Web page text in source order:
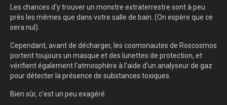
Les chances d'y trouver un monstre extraterrestre sont à peu
près les mêmes que dans votre salle de bain. (On espère que ce
sera nul).
Cependant, avant de décharger, les cosmonautes de Roscosmos
portent toujours un masque et des lunettes de protection, et
vérifient également l'atmosphère à l'aide d'un analyseur de gaz
pour détecter la présence de substances toxiques.
Bien sûr, c'est un peu exagéré.